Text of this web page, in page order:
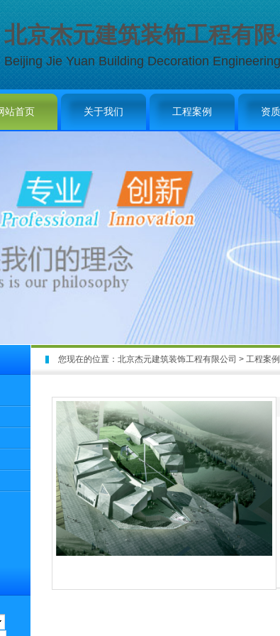
站首页 关于我们 工程案例 资
北京杰元建筑装饰工程有
Beijing Jie Yuan Building Decoration
您现在的位置： 北京杰元建筑装饰工程有限公司 > 工程案例